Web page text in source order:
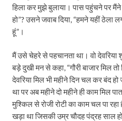
हिला कर मुझे बुलाया। पास पहुंचने पर
हो”? उसने जवाब दिया, “हमने यहीं ठेला
हूं”।
मैं उसे चेहरे से पहचानता था। वो
बड़े दुखी मन से कहा, “गौरी बाजार मिल
देवरिया मिल भी महीने दिन चल कर बंद
था पर अब महीने दो महीने ही काम मिल
मुश्किल से रोजी रोटी का काम चल पा
खड़ा था जिसकी उम्र चौदह पंद्रह साल